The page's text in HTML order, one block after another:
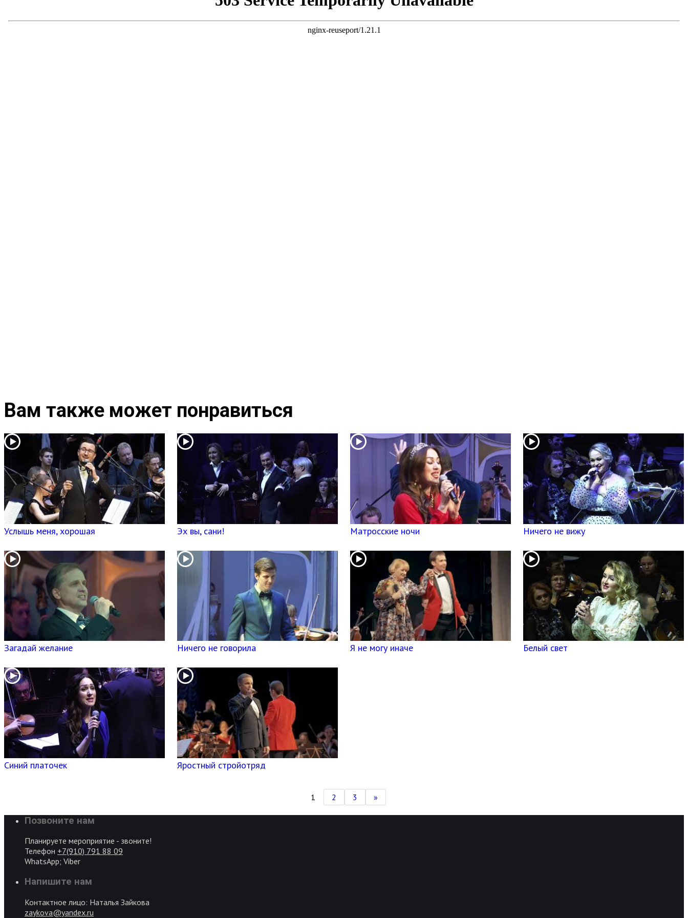
Вам также может понравиться
Услышь меня, хорошая Эх вы, сани! Матросские ночи Ничего не вижу
Загадай желание Ничего не говорила Я не могу иначе Белый свет
Синий платочек Яростный стройотряд
1 2 3 »
Позвоните нам
Планируете мероприятие - звоните!
Телефон +7(910) 791 88 09
WhatsApp; Viber
Напишите нам
Контактное лицо: Наталья Зайкова
zaykova@yandex.ru